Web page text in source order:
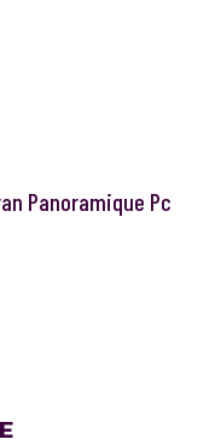
Panoramique Pc